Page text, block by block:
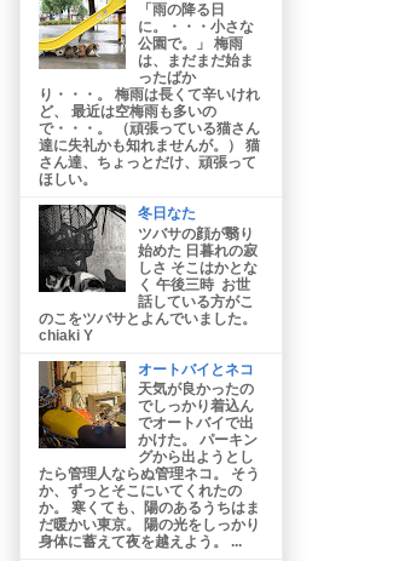
「雨の降る日
に。・・・小さな
公園で。」 梅雨
は、まだまだ始ま
ったばか
り・・・。 梅雨は長くて辛いけれ
ど、 最近は空梅雨も多いの
で・・・。 （頑張っている猫さん
達に失礼かも知れませんが。） 猫
さん達、ちょっとだけ、頑張って
ほしい。
冬日なた
ツバサの顔が翳り
始めた 日暮れの寂
しさ そこはかとな
く 午後三時 お世
話している方がこ
のこをツバサとよんでいました。
chiaki Y
オートバイとネコ
天気が良かったの
でしっかり着込ん
でオートバイで出
かけた。 パーキン
グから出ようとし
たら管理人ならぬ管理ネコ。 そう
か、ずっとそこにいてくれたの
か。 寒くても、陽のあるうちはま
だ暖かい東京。 陽の光をしっかり
身体に蓄えて夜を越えよう。 ...